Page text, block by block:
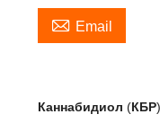
 Email
Каннабидиол (КБР